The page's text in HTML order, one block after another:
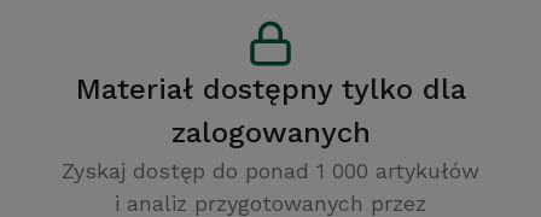
Materiał dostępny tylko dla
zalogowanych
Zyskaj dostęp do ponad 1 000 artykułów
i analiz przygotowanych przez